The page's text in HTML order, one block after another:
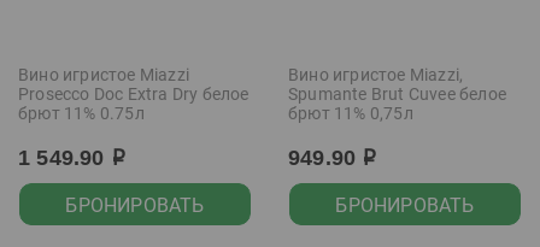
Вино игристое Miazzi
Prosecco Doc Extra Dry белое
брют 11% 0.75л
1 549.90 р
БРОНИРОВАТЬ
Вино игристое Miazzi,
Spumante Brut Cuvee белое
брют 11% 0,75л
949.90 р
БРОНИРОВАТЬ